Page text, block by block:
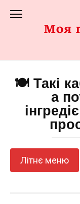
до
🍽️ Такі
а
Літнє меню